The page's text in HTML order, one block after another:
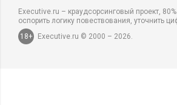
Executive.ru – краудсорсинговый проект,
оспорить логику повествования, уточнить
18+
Executive.ru © 2000 – 2026.